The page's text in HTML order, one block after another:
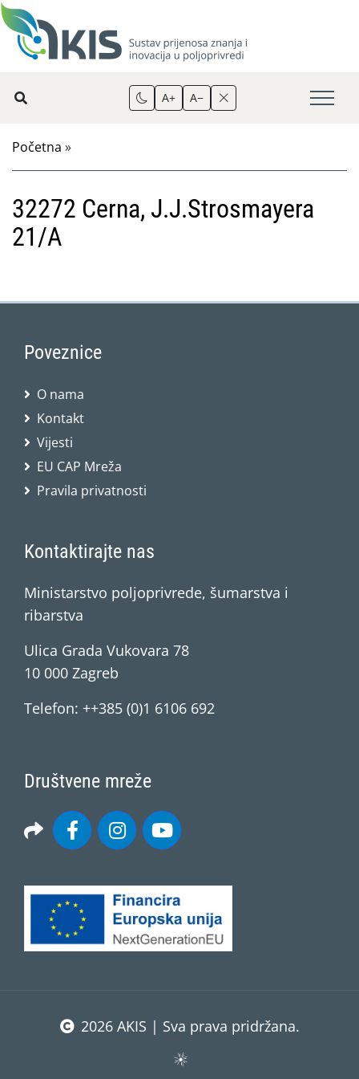
A+ A−
Početna »
32272 Cerna, J.J.Strosmayera
21/A
Poveznice
O nama
Kontakt
Vijesti
EU CAP Mreža
Pravila privatnosti
Kontaktirajte nas
Ministarstvo poljoprivrede, šumarstva i
ribarstva
Ulica Grada Vukovara 78
10 000 Zagreb
Telefon: ++385 (0)1 6106 692
Društvene mreže
2026 AKIS | Sva prava pridržana.